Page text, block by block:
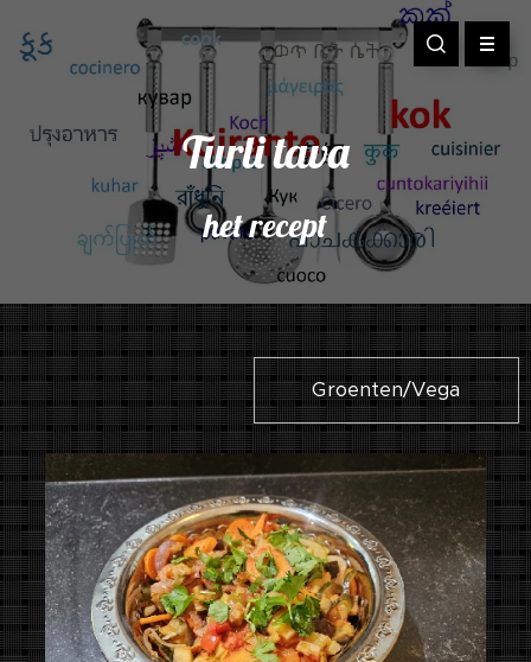
Turli tava
het recept
Groenten/Vega